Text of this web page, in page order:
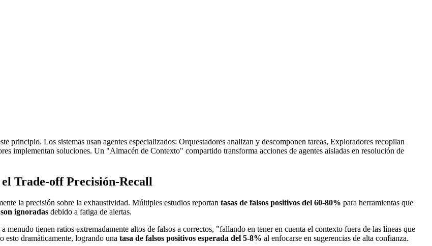
principio. Los sistemas usan agentes especializados: Orquestadores analizan y descomponen tareas, Exploradores recopilan
implementan soluciones. Un "Almacén de Contexto" compartido transforma acciones de agentes aisladas en resolución de
Trade-off Precisión-Recall
la precisión sobre la exhaustividad. Múltiples estudios reportan tasas de falsos positivos del 60-80% para herramientas que
ignoradas debido a fatiga de alertas.
tienen ratios extremadamente altos de falsos a correctos, "fallando en tener en cuenta el contexto fuera de las líneas que
esto dramáticamente, logrando una tasa de falsos positivos esperada del 5-8% al enfocarse en sugerencias de alta confianza.